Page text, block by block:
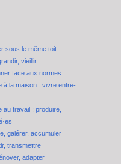
sous le même toit
vieillir
face aux normes
à la maison : vivre entre-
travail : produire,
galérer, accumuler
transmettre
adapter